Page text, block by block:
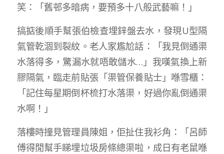
笑：「舊邨多暗病，要預多十八般武藝嘛！」
搞掂後順手幫張伯檢查埋鋅盤去水，發現U型隔
氣管乾涸到裂紋。老人家尷尬話：「我見倒通渠
水落得多，驚漏水就唔敢儲水…」我嘆氣換上新
膠隔氣，臨走前貼張「渠管保養貼士」喺雪櫃：
「記住每星期倒杯梳打水落渠，好過你亂倒通渠
水啊！」
落樓時撞見管理員陳姐，佢扯住我衫角：「呂師
傅得閒幫手睇埋垃圾房條總渠啦，成日有老鼠喺